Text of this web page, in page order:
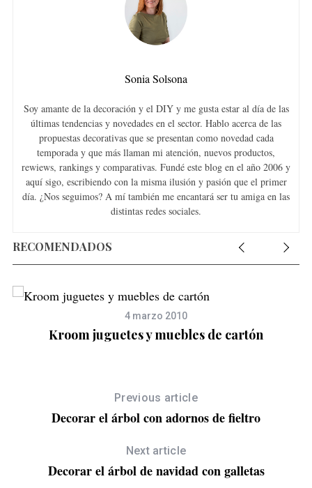
Sonia Solsona
Soy amante de la decoración y el DIY y me gusta estar al día de las
últimas tendencias y novedades en el sector. Hablo acerca de las
propuestas decorativas que se presentan como novedad cada
temporada y que más llaman mi atención, nuevos productos,
rewiews, rankings y comparativas. Fundé este blog en el año 2006 y
aquí sigo, escribiendo con la misma ilusión y pasión que el primer
día. ¿Nos seguimos? A mí también me encantará ser tu amiga en las
distintas redes sociales.
RECOMENDADOS
4 marzo 2010
Kroom juguetes y muebles de cartón
Previous article
Decorar el árbol con adornos de fieltro
Next article
Decorar el árbol de navidad con galletas